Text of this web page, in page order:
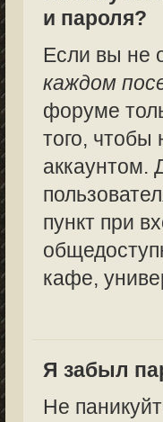
и пароля?
Если вы не
каждом
форуме
того, чтобы
аккаунтом.
пункт при
кафе,
Я забыл
Не